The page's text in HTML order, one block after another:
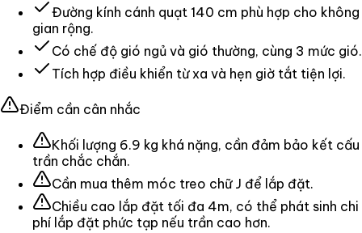
Đường kính cánh quạt 140 cm phù hợp cho không
gian rộng.
Có chế độ gió ngủ và gió thường, cùng 3 mức gió.
Tích hợp điều khiển từ xa và hẹn giờ tắt tiện lợi.
Điểm cần cân nhắc
Khối lượng 6.9 kg khá nặng, cần đảm bảo kết cấu
trần chắc chắn.
Cần mua thêm móc treo chữ J để lắp đặt.
Chiều cao lắp đặt tối đa 4m, có thể phát sinh chi
phí lắp đặt phức tạp nếu trần cao hơn.